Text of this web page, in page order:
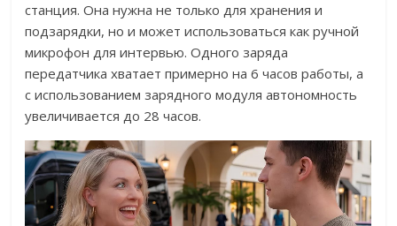
станция. Она нужна не только для хранения и
подзарядки, но и может использоваться как ручной
микрофон для интервью. Одного заряда
передатчика хватает примерно на 6 часов работы, а
с использованием зарядного модуля автономность
увеличивается до 28 часов.